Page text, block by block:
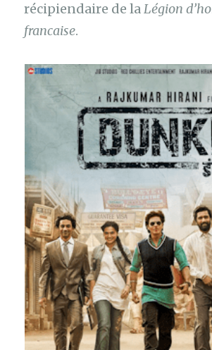
récipiendaire de laLégion
francaise.